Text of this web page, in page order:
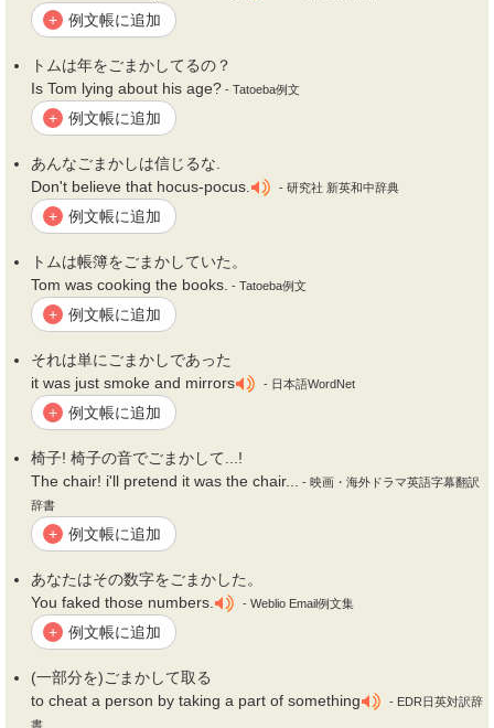
+ 例文帳に追加
トムは年をごまかしてるの？
Is Tom lying about his age? - Tatoeba例文
+ 例文帳に追加
あんなごまかしは信じるな.
Don't believe that hocus‐pocus.
- 研究社 新英和中辞典
+ 例文帳に追加
トムは帳簿をごまかしていた。
Tom was cooking the books. - Tatoeba例文
+ 例文帳に追加
それは単に ごまかしであった
it was just smoke and mirrors
- 日本語WordNet
+ 例文帳に追加
椅子! 椅子の音でごまかして...!
The chair! i'll pretend it was the chair...
- 映画・海外ドラマ英語字幕翻訳
辞書
+ 例文帳に追加
あなたはその数字をごまかした。
You faked those numbers.
- Weblio Email例文集
+ 例文帳に追加
(一部分を)ごまかして取る
to cheat a person by taking a part of something
- EDR日英対訳辞
書